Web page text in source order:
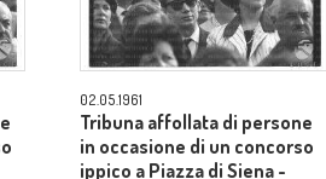
02.05.1961
Tribuna affollata di persone
in occasione di un concorso
ippico a Piazza di Siena -